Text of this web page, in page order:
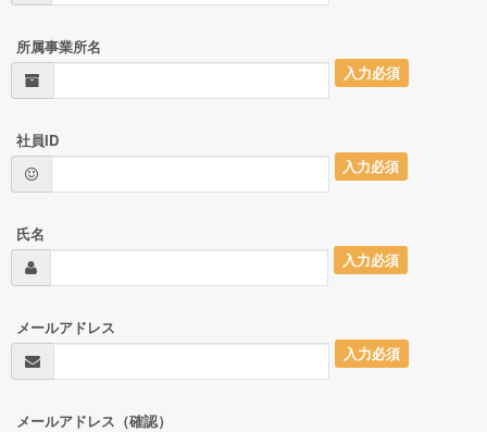
所属事業所名
入力必須
社員ID
入力必須
氏名
入力必須
メールアドレス
入力必須
メールアドレス（確認）